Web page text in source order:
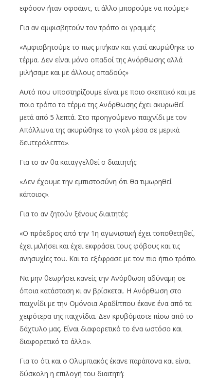
εφόσον ήταν οφσάιντ, τι άλλο μπορούμε να πούμε;»
Για αν αμφισβητούν τον τρόπο οι γραμμές:
«Αμφισβητούμε το πως μπήκαν και γιατί ακυρώθηκε το
τέρμα. Δεν είναι μόνο οπαδοί της Ανόρθωσης αλλά
μιλήσαμε και με άλλους οπαδούς»
Αυτό που υποστηρίζουμε είναι με ποιο σκεπτικό και με
ποιο τρόπο το τέρμα της Ανόρθωσης έχει ακυρωθεί
μετά από 5 λεπτά. Στο προηγούμενο παιχνίδι με τον
Απόλλωνα της ακυρώθηκε το γκολ μέσα σε μερικά
δευτερόλεπτα».
Για το αν θα καταγγελθεί ο διαιτητής:
«Δεν έχουμε την εμπιστοσύνη ότι θα τιμωρηθεί
κάποιος».
Για το αν ζητούν ξένους διαιτητές:
«Ο πρόεδρος από την 1η αγωνιστική έχει τοποθετηθεί,
έχει μιλήσει και έχει εκφράσει τους φόβους και τις
ανησυχίες του. Και το εξέφρασε με τον πιο ήπιο τρόπο.
Να μην θεωρήσει κανείς την Ανόρθωση αδύναμη σε
όποια κατάσταση κι αν βρίσκεται. Η Ανόρθωση στο
παιχνίδι με την Ομόνοια Αραδίππου έκανε ένα από τα
χειρότερα της παιχνίδια. Δεν κρυβόμαστε πίσω από το
δάχτυλο μας. Είναι διαφορετικό το ένα ωστόσο και
διαφορετικό το άλλο».
Για το ότι και ο Ολυμπιακός έκανε παράπονα και είναι
δύσκολη η επιλογή του διαιτητή: